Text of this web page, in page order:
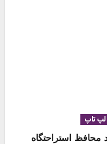
لپ تاپ
استراحتگاه